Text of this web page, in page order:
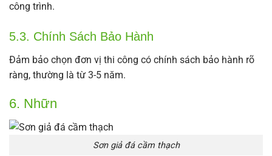
công trình.
5.3. Chính Sách Bảo Hành
Đảm bảo chọn đơn vị thi công có chính sách bảo hành rõ
ràng, thường là từ 3-5 năm.
6. Nhữn
Sơn giả đá cầm thạch